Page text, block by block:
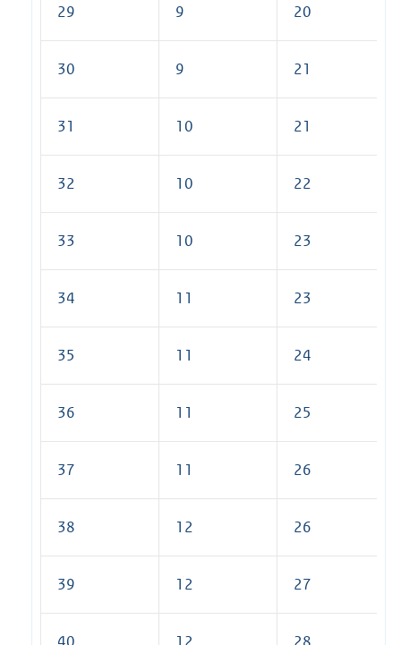
29 9 20
30 9 21
31 10 21
32 10 22
33 10 23
34 11 23
35 11 24
36 11 25
37 11 26
38 12 26
39 12 27